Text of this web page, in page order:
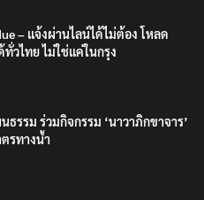
– แจ้งผ่านไลน์ได้ไม่ต้อง โหลด
วไทย ไม่ใช่แค่ในกรุง
รรม ร่วมกิจกรรม ‘นาวาภิกขาจาร’
รทางน้ำ